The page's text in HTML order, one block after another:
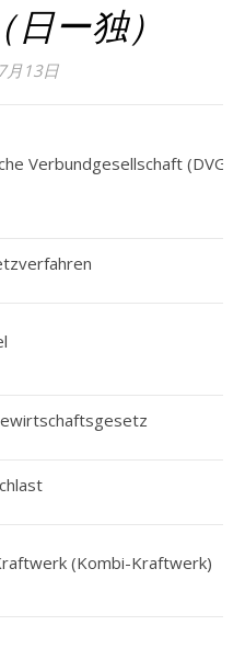
ー独）
月13日
Verbundgesellschaft (DVG)
(Kombi-Kraftwerk)